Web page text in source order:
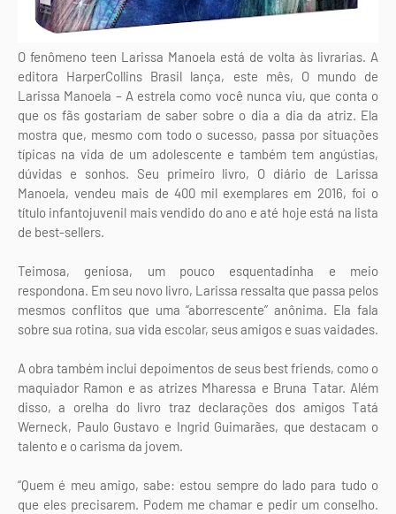
O fenômeno teen Larissa Manoela está de volta às livrarias. A
editora HarperCollins Brasil lança, este mês, O mundo de
Larissa Manoela – A estrela como você nunca viu, que conta o
que os fãs gostariam de saber sobre o dia a dia da atriz. Ela
mostra que, mesmo com todo o sucesso, passa por situações
típicas na vida de um adolescente e também tem angústias,
dúvidas e sonhos. Seu primeiro livro, O diário de Larissa
Manoela, vendeu mais de 400 mil exemplares em 2016, foi o
título infantojuvenil mais vendido do ano e até hoje está na lista
de best-sellers.
Teimosa, geniosa, um pouco esquentadinha e meio
respondona. Em seu novo livro, Larissa ressalta que passa pelos
mesmos conflitos que uma “aborrescente” anônima. Ela fala
sobre sua rotina, sua vida escolar, seus amigos e suas vaidades.
A obra também inclui depoimentos de seus best friends, como o
maquiador Ramon e as atrizes Mharessa e Bruna Tatar. Além
disso, a orelha do livro traz declarações dos amigos Tatá
Werneck, Paulo Gustavo e Ingrid Guimarães, que destacam o
talento e o carisma da jovem.
“Quem é meu amigo, sabe: estou sempre do lado para tudo o
que eles precisarem. Podem me chamar e pedir um conselho.